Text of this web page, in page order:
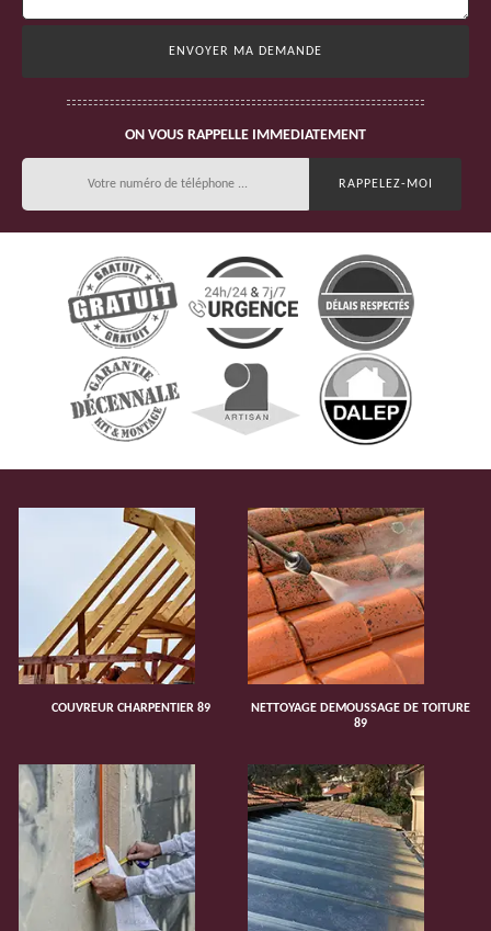
ON VOUS RAPPELLE IMMEDIATEMENT
COUVREUR CHARPENTIER 89
NETTOYAGE DEMOUSSAGE DE TOITURE
89